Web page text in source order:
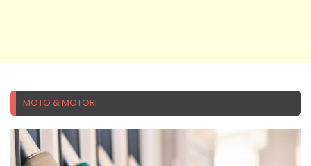
MOTO & MOTORI